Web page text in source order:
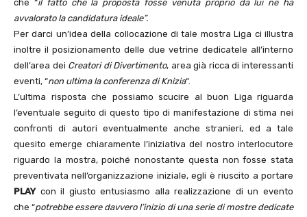
che “il fatto che la proposta fosse venuta proprio da lui ne ha
avvalorato la candidatura ideale”.
Per darci un’idea della collocazione di tale mostra Liga ci illustra
inoltre il posizionamento delle due vetrine dedicatele all’interno
dell’area dei Creatori di Divertimento, area già ricca di interessanti
eventi, “non ultima la conferenza di Knizia“.
L’ultima risposta che possiamo scucire al buon Liga riguarda
l’eventuale seguito di questo tipo di manifestazione di stima nei
confronti di autori eventualmente anche stranieri, ed a tale
quesito emerge chiaramente l’iniziativa del nostro interlocutore
riguardo la mostra, poiché nonostante questa non fosse stata
preventivata nell’organizzazione iniziale, egli è riuscito a portare
PLAYcon il giusto entusiasmo alla realizzazione di un evento
che “potrebbe essere davvero l’inizio di una serie di mostre dedicate